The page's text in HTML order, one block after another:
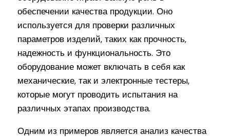
обеспечении качества продукции. Оно
используется для проверки различных
параметров изделий, таких как прочность,
надежность и функциональность. Это
оборудование может включать в себя как
механические, так и электронные тестеры,
которые могут проводить испытания на
различных этапах производства.
Одним из примеров является анализ качества